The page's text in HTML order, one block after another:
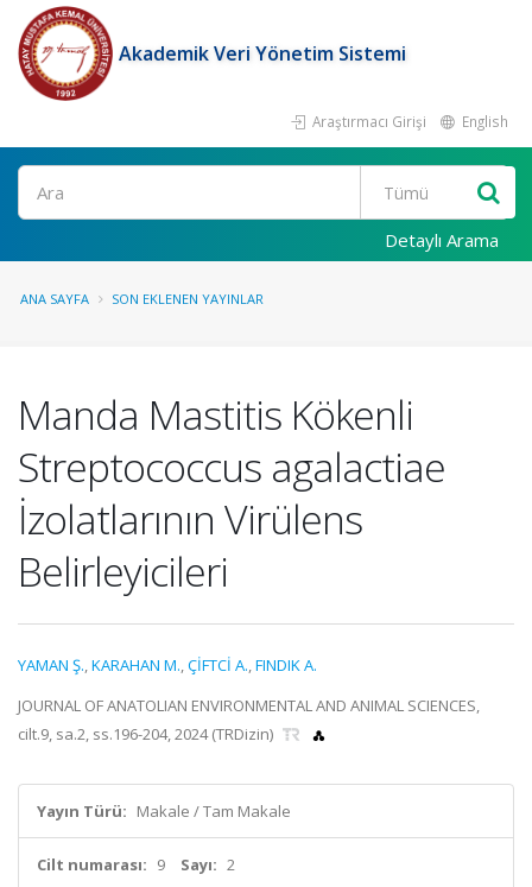
Akademik Veri Yönetim Sistemi
Araştırmacı Girişi English
Ara
Detaylı Arama
ANA SAYFA SON EKLENEN YAYINLAR
Manda Mastitis Kökenli
Streptococcus agalactiae
İzolatlarının Virülens
Belirleyicileri
YAMAN Ş.,KARAHAN M.,ÇİFTCİ A.,FINDIK A.
JOURNAL OF ANATOLIAN ENVIRONMENTAL AND ANIMAL SCIENCES,
cilt.9, sa.2, ss.196-204, 2024 (TRDizin)
Yayın Türü: Makale / Tam Makale
Cilt numarası: 9 Sayı: 2